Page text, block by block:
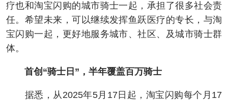
疗也和淘宝闪购的城市骑士一起，承担了很多社会责
任。希望未来，可以继续发挥鱼跃医疗的专长，与淘
宝闪购一起，更好地服务城市、社区、及城市骑士群
体。
首创“骑士日”，半年覆盖百万骑士
据悉，从2025年5月17日起，淘宝闪购每个月17